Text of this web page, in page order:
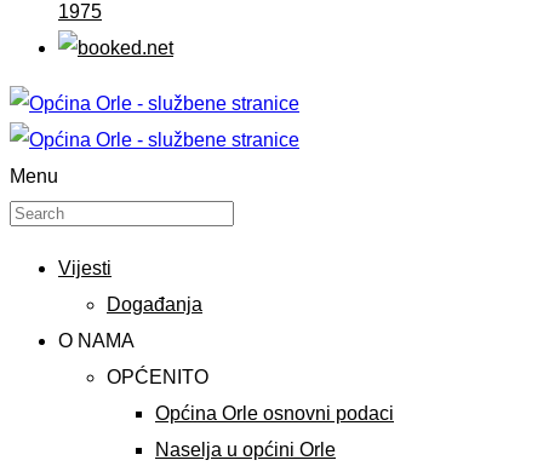
1975
Menu
Vijesti
Događanja
O NAMA
OPĆENITO
Općina Orle osnovni podaci
Naselja u općini Orle